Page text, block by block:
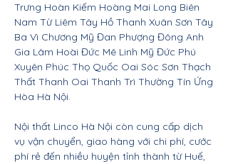
Trưng Hoàn Kiếm Hoàng Mai Long Biên
Nam Từ Liêm Tây Hồ Thanh Xuân Sơn Tây
Ba Vì Chương Mỹ Đan Phượng Đông Anh
Gia Lâm Hoài Đức Mê Linh Mỹ Đức Phú
Xuyên Phúc Thọ Quốc Oai Sóc Sơn Thạch
Thất Thanh Oai Thanh Trì Thường Tín Ứng
Hòa Hà Nội.
Nội thất Linco Hà Nội còn cung cấp dịch
vụ vận chuyển, giao hàng với chi phí, cước
phí rẻ đến nhiều huyện tỉnh thành từ Huế,